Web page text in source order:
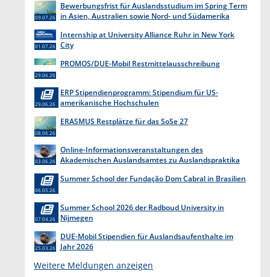
Bewerbungsfrist für Auslandsstudium im Spring Term
in Asien, Australien sowie Nord- und Südamerika
09.07.26
Internship at University Alliance Ruhr in New York
City
01.07.26
PROMOS/DUE-Mobil Restmittelausschreibung
29.06.26
ERP Stipendienprogramm: Stipendium für US-
amerikanische Hochschulen
29.06.26
ERASMUS Restplätze für das SoSe 27
08.06.26
Online-Informationsveranstaltungen des
Akademischen Auslandsamtes zu Auslandspraktika
03.06.26
Summer School der Fundação Dom Cabral in Brasilien
06.05.26
Summer School 2026 der Radboud University in
Nijmegen
07.04.26
DUE-Mobil Stipendien für Auslandsaufenthalte im
Jahr 2026
25.03.26
Weitere Meldungen anzeigen